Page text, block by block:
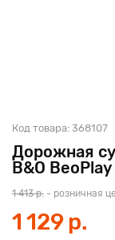
Дорожная
B&O
Код товара: 368107
1 413 р. - розничная
1 129 р.